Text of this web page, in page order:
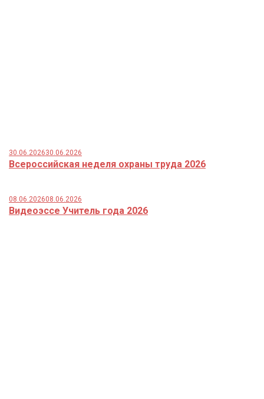
30.06.202630.06.2026
Всероссийская неделя охраны труда 2026
08.06.202608.06.2026
Видеоэссе Учитель года 2026